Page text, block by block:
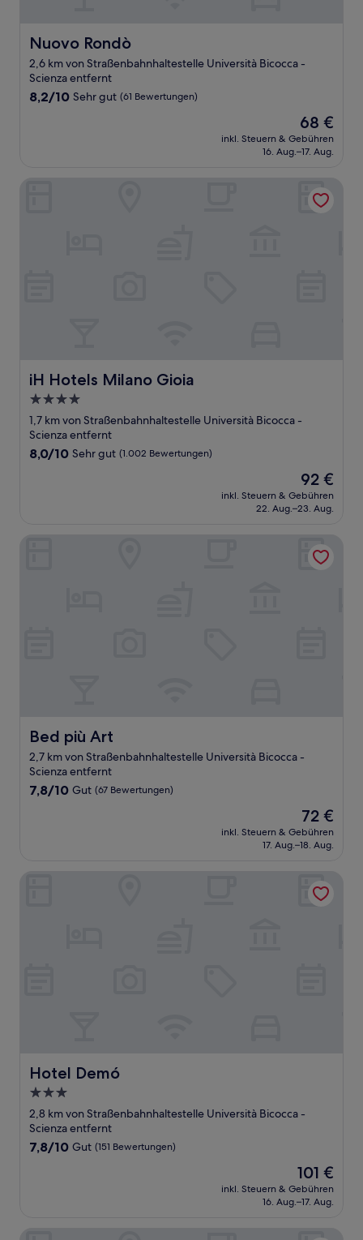
Nuovo Rondò
Nuovo Rondò
2,6 km von Straßenbahnhaltestelle Università Bicocca -
Scienza entfernt
8.2
Bewertungen)
8,2/10 Sehr gut (61 Bewertungen)
Der
Preis
beträgt
68 €
inkl. Steuern & Gebühren
16. Aug.–17. Aug.
iH Hotels Milano Gioia
iH Hotels Milano Gioia
4.0-
Sterne-
Unterkunft
1,7 km von Straßenbahnhaltestelle Università Bicocca -
Scienza entfernt
8.0
Bewertungen)
8,0/10 Sehr gut (1.002 Bewertungen)
Der
Preis
beträgt
92 €
inkl. Steuern & Gebühren
22. Aug.–23. Aug.
Bed più Art
Bed più Art
2,7 km von Straßenbahnhaltestelle Università Bicocca -
Scienza entfernt
7.8
7,8/10 Gut (67 Bewertungen)
Der
Preis
beträgt
72 €
inkl. Steuern & Gebühren
17. Aug.–18. Aug.
Hotel Demó
Hotel Demó
3.0-
Sterne-
Unterkunft
2,8 km von Straßenbahnhaltestelle Università Bicocca -
Scienza entfernt
7.8
7,8/10 Gut (151 Bewertungen)
Der
Preis
beträgt
101 €
inkl. Steuern & Gebühren
16. Aug.–17. Aug.